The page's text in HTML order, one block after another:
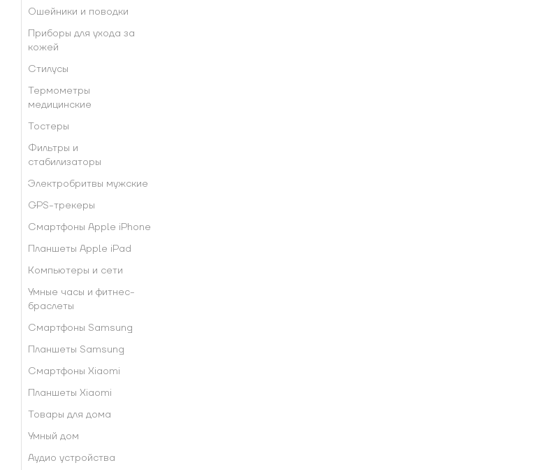
Ошейники и поводки
Приборы для ухода за
кожей
Стилусы
Термометры
медицинские
Тостеры
Фильтры и
стабилизаторы
Электробритвы мужские
GPS-трекеры
Смартфоны Apple iPhone
Планшеты Apple iPad
Компьютеры и сети
Умные часы и фитнес-
браслеты
Смартфоны Samsung
Планшеты Samsung
Смартфоны Xiaomi
Планшеты Xiaomi
Товары для дома
Умный дом
Аудио устройства